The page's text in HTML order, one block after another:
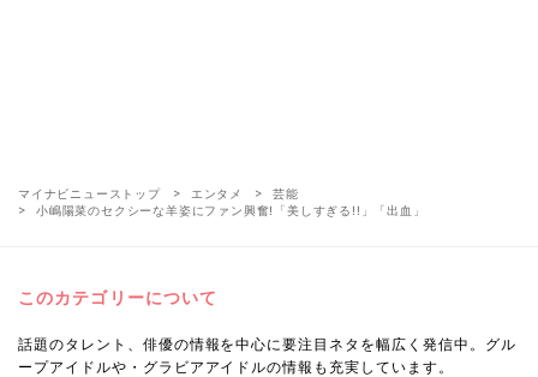
マイナビニューストップ エンタメ
芸能
小嶋陽菜のセクシーな羊姿にファン興奮!「美しすぎる!!」「出血」
このカテゴリーについて
話題のタレント、俳優の情報を中心に要注目ネタを幅広く発信中。グル
ープアイドルや・グラビアアイドルの情報も充実しています。